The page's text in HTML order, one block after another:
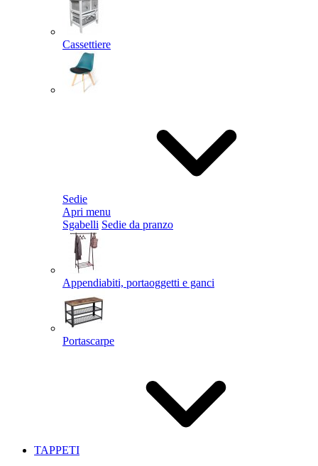
Cassettiere
Sedie
Apri menu
Sgabelli Sedie da pranzo
Appendiabiti, portaoggetti e ganci
Portascarpe
TAPPETI